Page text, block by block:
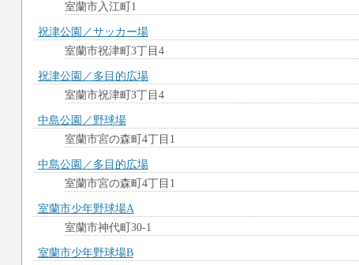
室蘭市入江町1
祝津公園／サッカー場
室蘭市祝津町3丁目4
祝津公園／多目的広場
室蘭市祝津町3丁目4
中島公園／野球場
室蘭市宮の森町4丁目1
中島公園／多目的広場
室蘭市宮の森町4丁目1
室蘭市少年野球場A
室蘭市神代町30-1
室蘭市少年野球場B